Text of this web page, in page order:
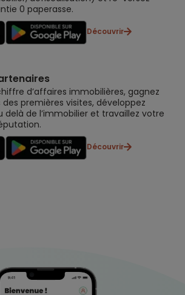
0 paperasse.
Découvrir
d’affaires immobilières, gagnez
premières visites, développez
delà de l’immobilier et travaillez votre
Découvrir